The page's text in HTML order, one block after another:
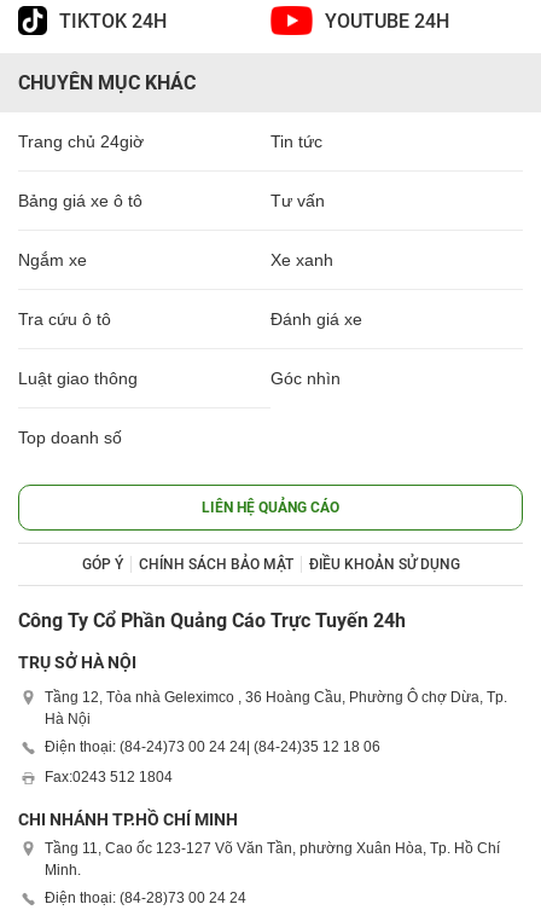
TIKTOK 24H YOUTUBE 24H
CHUYÊN MỤC KHÁC
Trang chủ 24giờ Tin tức
Bảng giá xe ô tô Tư vấn
Ngắm xe Xe xanh
Tra cứu ô tô Đánh giá xe
Luật giao thông Góc nhìn
Top doanh số
LIÊN HỆ QUẢNG CÁO
GÓP Ý CHÍNH SÁCH BẢO MẬT ĐIỀU KHOẢN SỬ DỤNG
Công Ty Cổ Phần Quảng Cáo Trực Tuyến 24h
TRỤ SỞ HÀ NỘI
Tầng 12, Tòa nhà Geleximco , 36 Hoàng Cầu, Phường Ô chợ Dừa, Tp.
Hà Nội
Điện thoại: (84-24)73 00 24 24 | (84-24)35 12 18 06
Fax:0243 512 1804
CHI NHÁNH TP.HỒ CHÍ MINH
Tầng 11, Cao ốc 123-127 Võ Văn Tần, phường Xuân Hòa, Tp. Hồ Chí
Minh.
Điện thoại: (84-28)73 00 24 24